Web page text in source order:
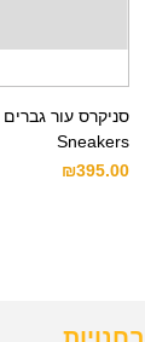
Sneakers
₪395.00